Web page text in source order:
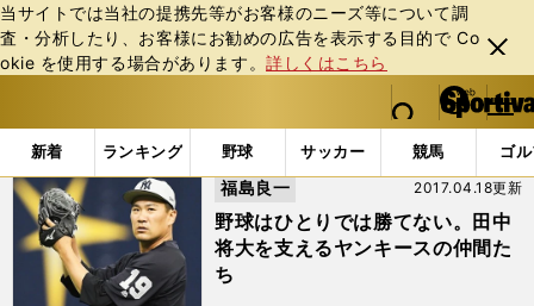
当サイトでは当社の提携先等がお客様のニーズ等について調
査・分析したり、お客様にお勧めの広告を表⽰する⽬的で Co
okie を使⽤する場合があります。詳しくはこちら
閉じ
る
web Sportiva (webスポルティーバ)
検索
マイペ
ー
ジ
メニュ
新着 ランキング 野球 サッカー 競馬 ゴ
b
ス
ポ
ル
テ
「#クリッパード」の最新ニュース・ 情報
野球はひとりでは勝てない。田中
将大を支えるヤンキースの仲間た
ち
2017.04.18更新
福島良一